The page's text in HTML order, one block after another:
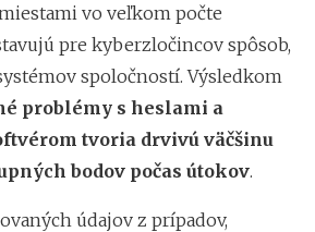
vo veľkom počte
pre kyberzločincov spôsob,
spoločností. Výsledkom
problémy s heslami a
tvoria drvivú väčšinu
bodov počas útokov.
údajov z prípadov,